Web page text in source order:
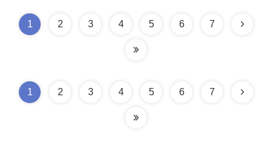
1 2 3 4 5 6 7
1 2 3 4 5 6 7